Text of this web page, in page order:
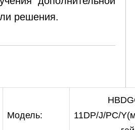
решения.
Модель:
11DP/J/PC/